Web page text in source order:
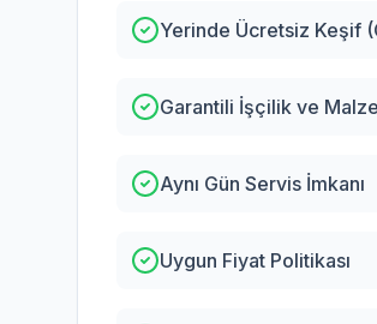
Yerinde Ücretsiz Keşif
Garantili İşçilik ve
Aynı Gün Servis İmkanı
Uygun Fiyat Politikası